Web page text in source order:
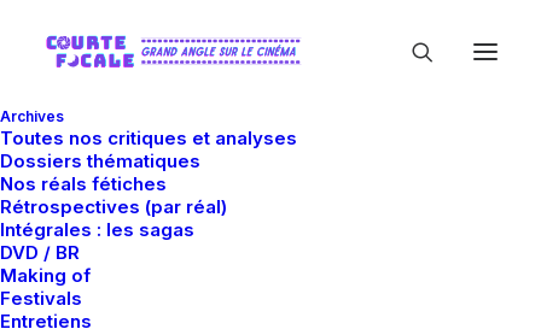
Archives
Toutes nos critiques et analyses
Dossiers thématiques
Nos réals fétiches
Rétrospectives (par réal)
Intégrales : les sagas
DVD / BR
Making of
Festivals
Entretiens